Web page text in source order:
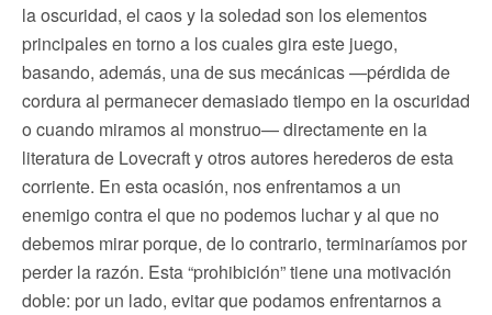
la oscuridad, el caos y la soledad son los elementos
principales en torno a los cuales gira este juego,
basando, además, una de sus mecánicas —pérdida de
cordura al permanecer demasiado tiempo en la oscuridad
o cuando miramos al monstruo— directamente en la
literatura de Lovecraft y otros autores herederos de esta
corriente. En esta ocasión, nos enfrentamos a un
enemigo contra el que no podemos luchar y al que no
debemos mirar porque, de lo contrario, terminaríamos por
perder la razón. Esta “prohibición” tiene una motivación
doble: por un lado, evitar que podamos enfrentarnos a